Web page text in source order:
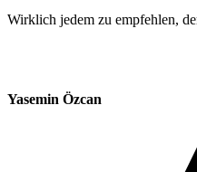
Wirklich jedem zu empfehlen,
Yasemin Özcan